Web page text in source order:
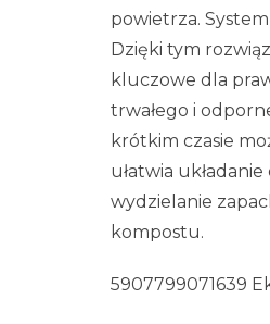
powietrza.
Dzięki tym
kluczowe dla
trwałego i
krótkim czasie
ułatwia
wydzielanie
kompostu.
5907799071639